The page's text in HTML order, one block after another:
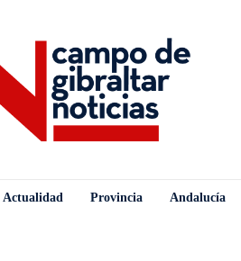
Actualidad Provincia Andalucía